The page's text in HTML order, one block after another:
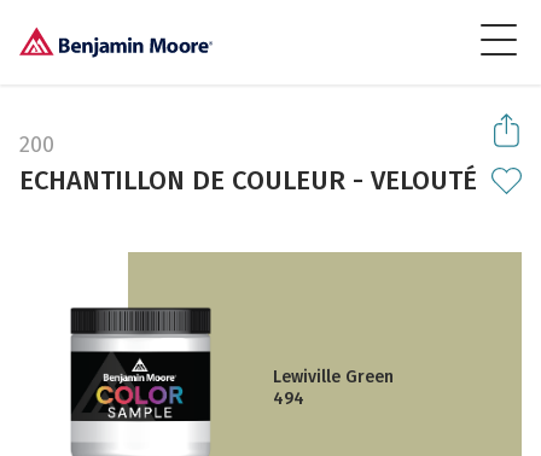
200
ECHANTILLON DE COULEUR - VELOUTÉ
Lewiville Green
494